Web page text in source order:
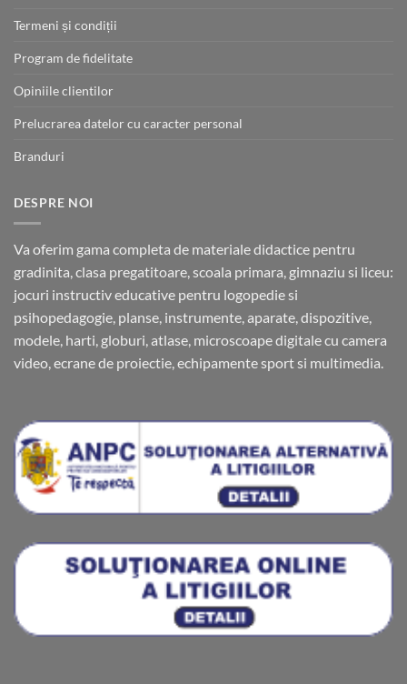
Termeni și condiții
Program de fidelitate
Opiniile clientilor
Prelucrarea datelor cu caracter personal
Branduri
DESPRE NOI
Va oferim gama completa de materiale didactice pentru
gradinita, clasa pregatitoare, scoala primara, gimnaziu si liceu:
jocuri instructiv educative pentru logopedie si
psihopedagogie, planse, instrumente, aparate, dispozitive,
modele, harti, globuri, atlase, microscoape digitale cu camera
video, ecrane de proiectie, echipamente sport si multimedia.